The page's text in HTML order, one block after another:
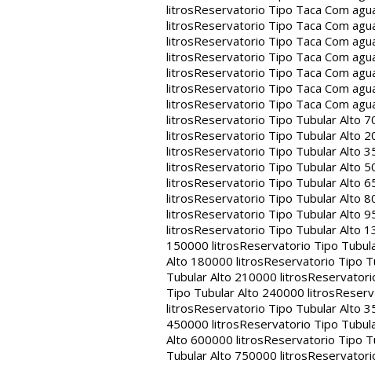
litrosReservatorio Tipo Taca Com
litrosReservatorio Tipo Taca Com
litrosReservatorio Tipo Taca Com
litrosReservatorio Tipo Taca Com
litrosReservatorio Tipo Taca Com
litrosReservatorio Tipo Taca Com
litrosReservatorio Tipo Taca Com
litrosReservatorio Tipo Tubular Alto
litrosReservatorio Tipo Tubular Alto
litrosReservatorio Tipo Tubular Alto
litrosReservatorio Tipo Tubular Alto
litrosReservatorio Tipo Tubular Alto
litrosReservatorio Tipo Tubular Alto
litrosReservatorio Tipo Tubular Alto
litrosReservatorio Tipo Tubular Alto
150000 litrosReservatorio Tipo
Alto 180000 litrosReservatorio Tipo
Tubular Alto 210000 litros
Tipo Tubular Alto 240000 litros
litrosReservatorio Tipo Tubular Alto
450000 litrosReservatorio Tipo
Alto 600000 litrosReservatorio Tipo
Tubular Alto 750000 litros